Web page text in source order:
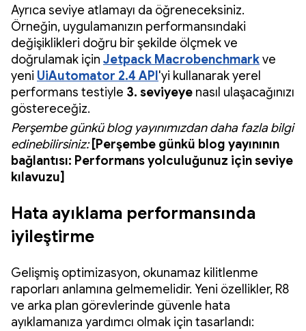
Ayrıca seviye atlamayı da öğreneceksiniz.
Örneğin, uygulamanızın performansındaki
değişiklikleri doğru bir şekilde ölçmek ve
doğrulamak için Jetpack Macrobenchmarkve
yeni UiAutomator 2.4 API 'yi kullanarak yerel
performans testiyle 3. seviyeye nasıl ulaşacağınızı
göstereceğiz.
Perşembe günkü blog yayınımızdan daha fazla bilgi
edinebilirsiniz: [Perşembe günkü blog yayınının
bağlantısı: Performans yolculuğunuz için seviye
kılavuzu]
Hata ayıklama performansında
iyileştirme
Gelişmiş optimizasyon, okunamaz kilitlenme
raporları anlamına gelmemelidir. Yeni özellikler, R8
ve arka plan görevlerinde güvenle hata
ayıklamanıza yardımcı olmak için tasarlandı: